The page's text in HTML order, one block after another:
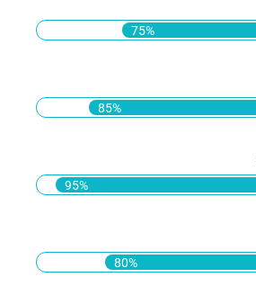
75%
85%
95%
80%